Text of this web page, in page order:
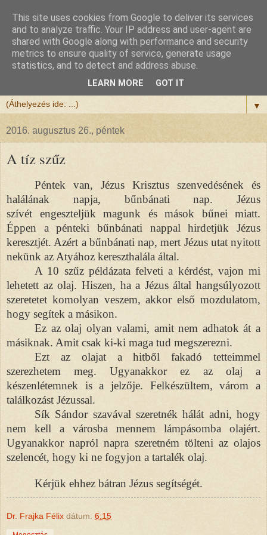
Félix atya
Szeretettel köszöntöm a honlapomra ellátogatót.
▼
2016. augusztus 26., péntek
A tíz szűz
Péntek van, JézusKrisztus szenvedésének és
halálának napja, bűnbánati nap. Jézus
szívét engeszteljük magunk és mások bűnei miatt.
Éppen a pénteki bűnbánati nappal hirdetjük Jézus
keresztjét. Azért a bűnbánati nap, mert Jézus utat nyitott
nekünk az Atyához kereszthalála által.
A 10 szűz példázata felveti a kérdést, vajon mi
lehetett az olaj. Hiszen, ha a Jézus által hangsúlyozott
szeretetet komolyan veszem, akkor első mozdulatom,
hogy segítek a másikon.
Ez az olaj olyan valami, amit nem adhatok át a
másiknak. Amit csak ki-ki maga tud megszerezni.
Ezt az olajat a hitből fakadó tetteimmel
szerezhetem meg. Ugyanakkor ez az olaj a
készenlétemnek is a jelzője. Felkészültem, várom a
találkozást Jézussal.
Sík Sándor szavával szeretnék hálát adni, hogy
nem kell a városba mennem lámpásomba olajért.
Ugyanakkor napról napra szeretném tölteni az olajos
szelencét, hogy ki ne fogyjon a tartalék olaj.
Kérjük ehhez bátran Jézus segítségét.
Dr. Frajka Félix dátum: 6:15
This site uses cookies from Google to deliver its services
and to analyze traffic. Your IP address and user-agent are
shared with Google along with performance and security
metrics to ensure quality of service, generate usage
statistics, and to detect and address abuse.
LEARN MORE GOT IT